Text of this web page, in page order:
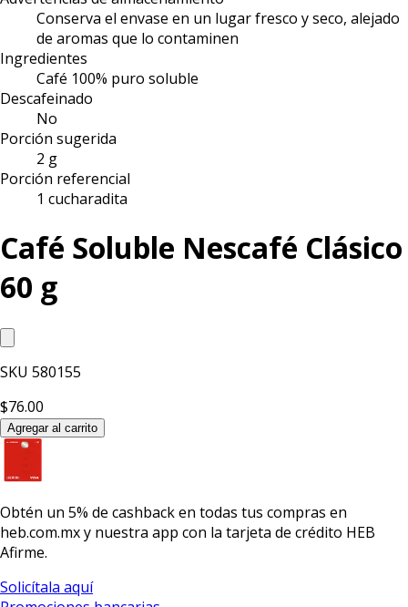
Conserva el envase en un lugar fresco y seco, alejado
de aromas que lo contaminen
Ingredientes
Café 100% puro soluble
Descafeinado
No
Porción sugerida
2 g
Porción referencial
1 cucharadita
Café Soluble Nescafé Clásico
60 g
SKU 580155
$76.00
Agregar al carrito
Obtén un 5% de cashbacken todas tus compras en
heb.com.mx y nuestra app con la tarjeta de crédito HEB
Afirme.
Solicítala aquí